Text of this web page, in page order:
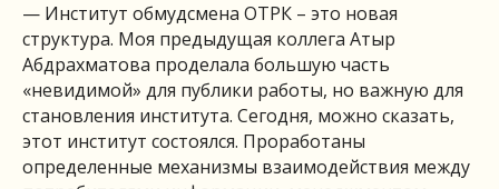
— Институт обмудсмена ОТРК – это новая
структура. Моя предыдущая коллега Атыр
Абдрахматова проделала большую часть
«невидимой» для публики работы, но важную для
становления института. Сегодня, можно сказать,
этот институт состоялся. Проработаны
определенные механизмы взаимодействия между